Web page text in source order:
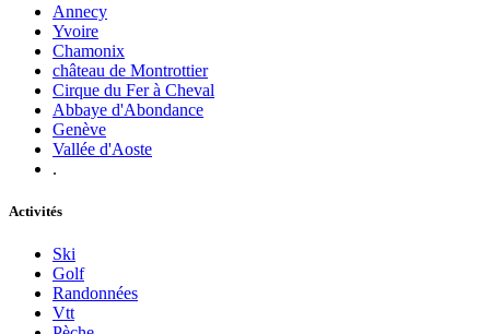
Annecy
Yvoire
Chamonix
château de Montrottier
Cirque du Fer à Cheval
Abbaye d'Abondance
Genève
Vallée d'Aoste
.
Activités
Ski
Golf
Randonnées
Vtt